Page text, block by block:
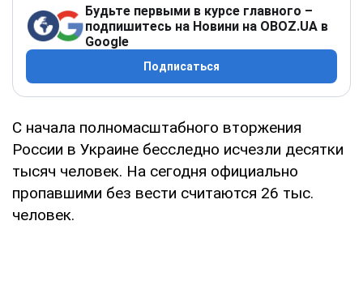
Будьте первыми в курсе главного –
подпишитесь на Новини на OBOZ.UA в
Google
Подписаться
С начала полномасштабного вторжения
России в Украине бесследно исчезли десятки
тысяч человек. На сегодня официально
пропавшими без вести считаются 26 тыс.
человек.